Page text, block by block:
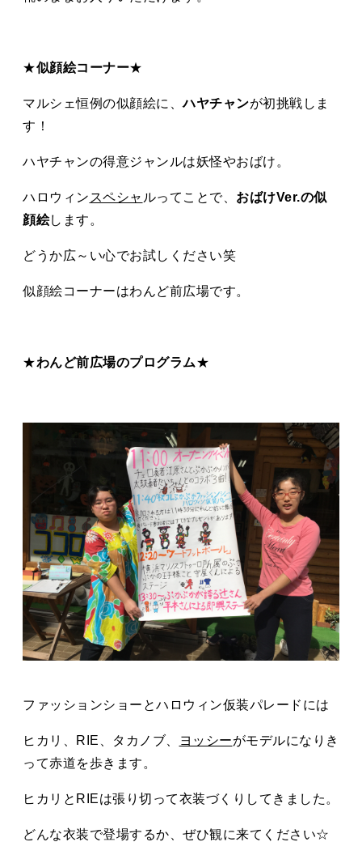
★似顔絵コーナー★
マルシェ恒例の似顔絵に、ハヤチャンが初挑戦しま
す！
ハヤチャンの得意ジャンルは妖怪やおばけ。
ハロウィン スペシャ ルってことで、 おばけVer.の似
顔絵します。
どうか広～い心でお試しください笑
似顔絵コーナーはわんど前広場です。
★わんど前広場のプログラム★
ファッションショーとハロウィン仮装パレードには
ヒカリ、RIE、タカノブ、 ヨッシーがモデルになりき
って赤道を歩きます。
ヒカリとRIEは張り切って衣装づくりしてきました。
どんな衣装で登場するか、ぜひ観に来てください☆